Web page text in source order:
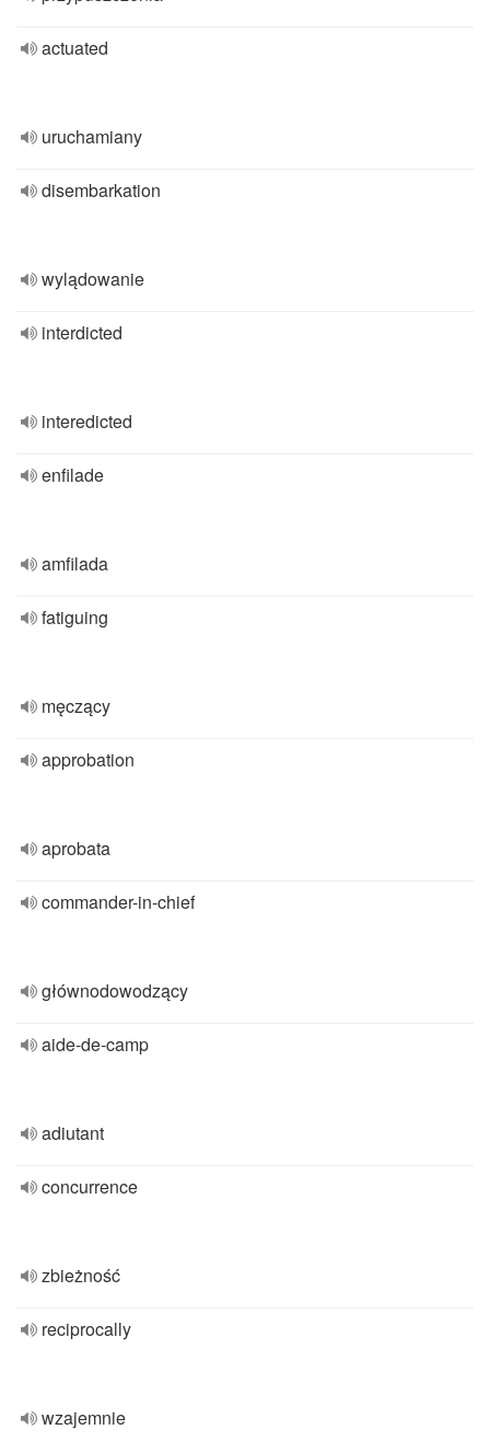
actuated
uruchamiany
disembarkation
wylądowanie
interdicted
interedicted
enfilade
amfilada
fatiguing
męczący
approbation
aprobata
commander-in-chief
głównodowodzący
aide-de-camp
adiutant
concurrence
zbieżność
reciprocally
wzajemnie